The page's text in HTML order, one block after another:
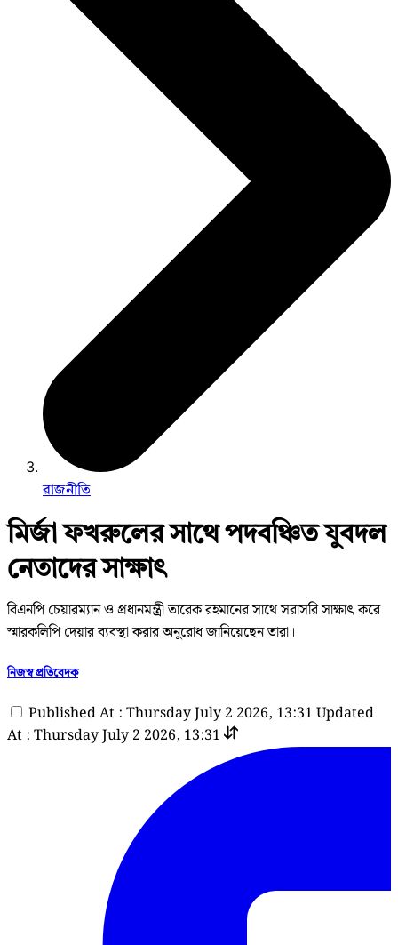
রাজনীতি
মির্জা ফখরুলের সাথে পদবঞ্চিত যুবদল
নেতাদের সাক্ষাৎ
বিএনপি চেয়ারম্যান ও প্রধানমন্ত্রী তারেক রহমানের সাথে সরাসরি সাক্ষাৎ করে
স্মারকলিপি দেয়ার ব্যবস্থা করার অনুরোধ জানিয়েছেন তারা।
নিজস্ব প্রতিবেদক
Published At : Thursday July 2 2026, 13:31 Updated
At : Thursday July 2 2026, 13:31